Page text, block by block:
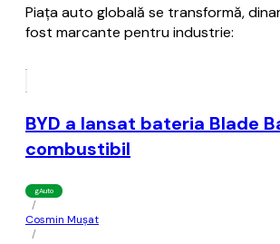
Piaţa auto globală se transformă,
fost marcante pentru industrie:
BYD a lansat bateria Blade
combustibil
gAuto
/
Cosmin Mușat
/